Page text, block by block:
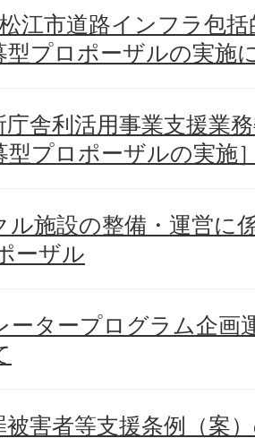
江市道路インフラ包
型プロポーザルの実施
庁舎利活用事業支援業
型プロポーザルの実施
ル施設の整備・運営に
ーザル
ータープログラム企画
被害者等支援条例（案